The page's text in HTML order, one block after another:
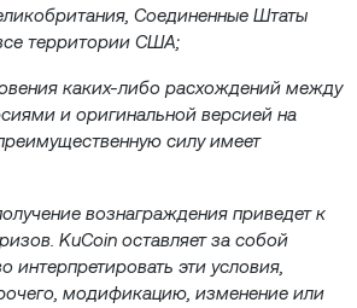
Соединенные Штаты
территории США;
каких-либо расхождений между
и оригинальной версией на
силу имеет
вознаграждения приведет к
KuCoin оставляет за собой
интерпретировать эти условия,
модификацию, изменение или